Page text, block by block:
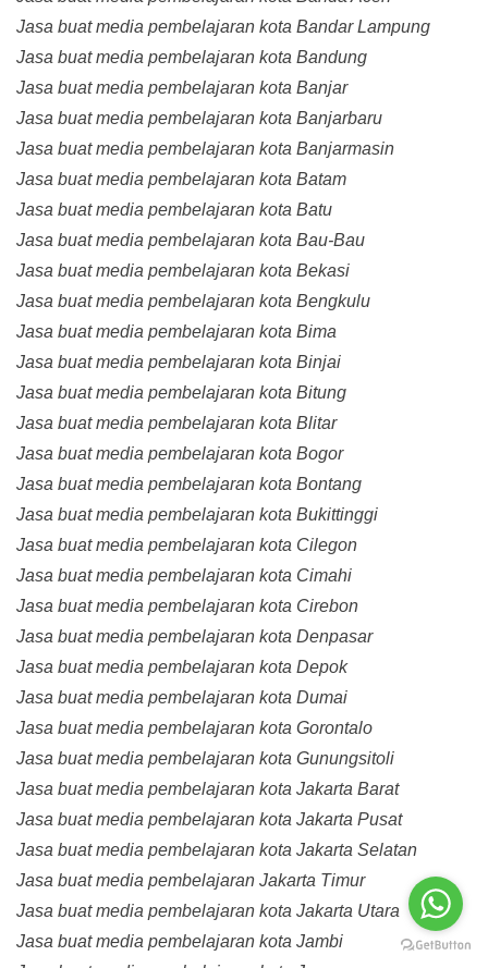
Jasa buat media pembelajaran kota Bandar Lampung
Jasa buat media pembelajaran kota Bandung
Jasa buat media pembelajaran kota Banjar
Jasa buat media pembelajaran kota Banjarbaru
Jasa buat media pembelajaran kota Banjarmasin
Jasa buat media pembelajaran kota Batam
Jasa buat media pembelajaran kota Batu
Jasa buat media pembelajaran kota Bau-Bau
Jasa buat media pembelajaran kota Bekasi
Jasa buat media pembelajaran kota Bengkulu
Jasa buat media pembelajaran kota Bima
Jasa buat media pembelajaran kota Binjai
Jasa buat media pembelajaran kota Bitung
Jasa buat media pembelajaran kota Blitar
Jasa buat media pembelajaran kota Bogor
Jasa buat media pembelajaran kota Bontang
Jasa buat media pembelajaran kota Bukittinggi
Jasa buat media pembelajaran kota Cilegon
Jasa buat media pembelajaran kota Cimahi
Jasa buat media pembelajaran kota Cirebon
Jasa buat media pembelajaran kota Denpasar
Jasa buat media pembelajaran kota Depok
Jasa buat media pembelajaran kota Dumai
Jasa buat media pembelajaran kota Gorontalo
Jasa buat media pembelajaran kota Gunungsitoli
Jasa buat media pembelajaran kota Jakarta Barat
Jasa buat media pembelajaran kota Jakarta Pusat
Jasa buat media pembelajaran kota Jakarta Selatan
Jasa buat media pembelajaran Jakarta Timur
Jasa buat media pembelajaran kota Jakarta Utara
Jasa buat media pembelajaran kota Jambi